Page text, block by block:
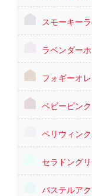
スモーキー
ラベンダー
フォギーオ
ベビーピンク
ペリウィン
セラドング
パステルア